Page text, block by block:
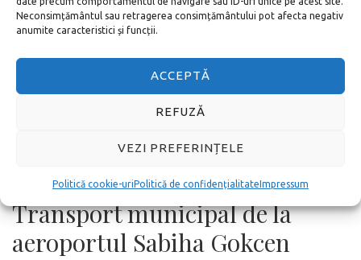
Neconsimțământul sau retragerea consimțământului pot afecta negativ
anumite caracteristici și funcții.
ACCEPTĂ
REFUZĂ
VEZI PREFERINȚELE
Politică cookie-uriPolitică de confidențialitateImpressum
Timpul de călătorie până la Piața Taksim este de
urban. Autobuzul merge la fiecare 30 de minute, între
orele 04:00 și 01:00.
Tariful spre Piata Taksim este de 15 lire turce (3,8 USD)
într-o directie. Biletul pentru autobuzul expres trebuie
Transport municipal de la
aeroportul Sabiha Gokcen